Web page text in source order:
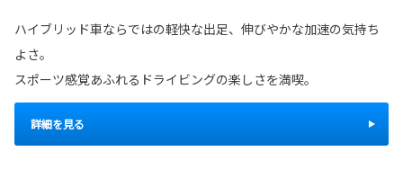
ハイブリッド車ならではの軽快な出足、伸びやかな加速の気持ち
よさ。
スポーツ感覚あふれるドライビングの楽しさを満喫。
詳細を見る